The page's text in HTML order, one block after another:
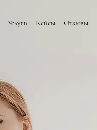
Услуги Кейсы Отзывы